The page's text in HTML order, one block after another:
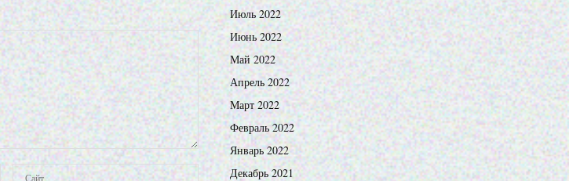
Июль 2022
Июнь 2022
Май 2022
Апрель 2022
Март 2022
Февраль 2022
Январь 2022
Декабрь 2021